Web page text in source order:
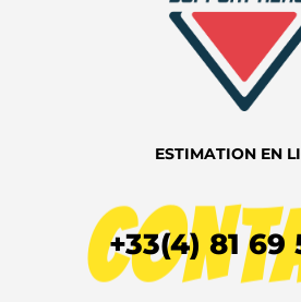
ESTIMATION EN
+33(4) 81 69